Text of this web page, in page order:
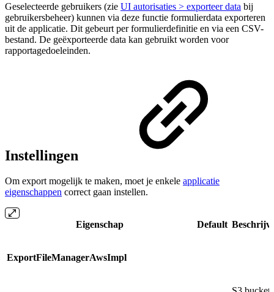
Geselecteerde gebruikers (zie UI autorisaties > exporteer data bij
gebruikersbeheer) kunnen via deze functie formulierdata exporteren
uit de applicatie. Dit gebeurt per formulierdefinitie en via een CSV-
bestand. De geëxporteerde data kan gebruikt worden voor
rapportagedoeleinden.
Instellingen
Om export mogelijk te maken, moet je enkele applicatie
eigenschappen correct gaan instellen.
Eigenschap Default
ExportFileManagerAwsImpl